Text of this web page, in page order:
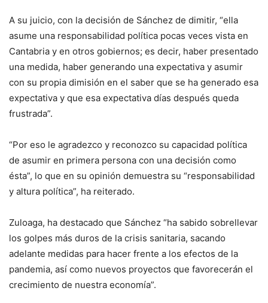
A su juicio, con la decisión de Sánchez de dimitir, “ella
asume una responsabilidad política pocas veces vista en
Cantabria y en otros gobiernos; es decir, haber presentado
una medida, haber generando una expectativa y asumir
con su propia dimisión en el saber que se ha generado esa
expectativa y que esa expectativa días después queda
frustrada”.
“Por eso le agradezco y reconozco su capacidad política
de asumir en primera persona con una decisión como
ésta”, lo que en su opinión demuestra su “responsabilidad
y altura política”, ha reiterado.
Zuloaga, ha destacado que Sánchez “ha sabido sobrellevar
los golpes más duros de la crisis sanitaria, sacando
adelante medidas para hacer frente a los efectos de la
pandemia, así como nuevos proyectos que favorecerán el
crecimiento de nuestra economía”.